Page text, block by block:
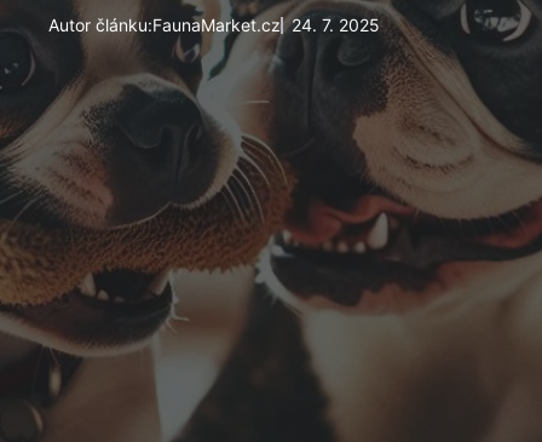
Autor článku:FaunaMarket.cz 24. 7. 2025